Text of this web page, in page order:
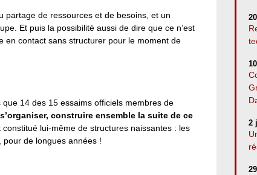
partage de ressources et de besoins, et un
Et puis la possibilité aussi de dire que ce n’est
en contact sans structurer pour le moment de
14 des 15 essaims officiels membres de
construire ensemble la suite de ce
constitué lui-même de structures naissantes : les
pour de longues années !
2